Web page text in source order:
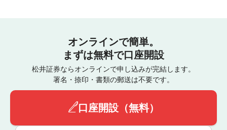
オンラインで簡単。
まずは無料で口座開設
松井証券ならオンラインで申し込みが完結します。
署名・捺印・書類の郵送は不要です。
口座開設（無料）